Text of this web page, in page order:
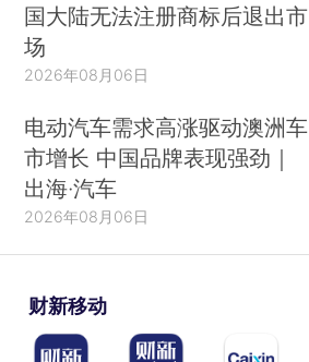
国大陆无法注册商标后退出市
场
2026年08月06日
电动汽车需求高涨驱动澳洲车
市增长 中国品牌表现强劲｜
出海·汽车
2026年08月06日
财新移动